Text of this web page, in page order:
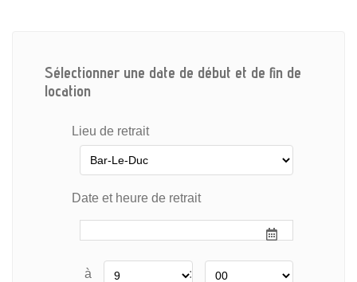
Sélectionner une date de début et de fin de
location
Lieu de retrait
Date et heure de retrait
à :